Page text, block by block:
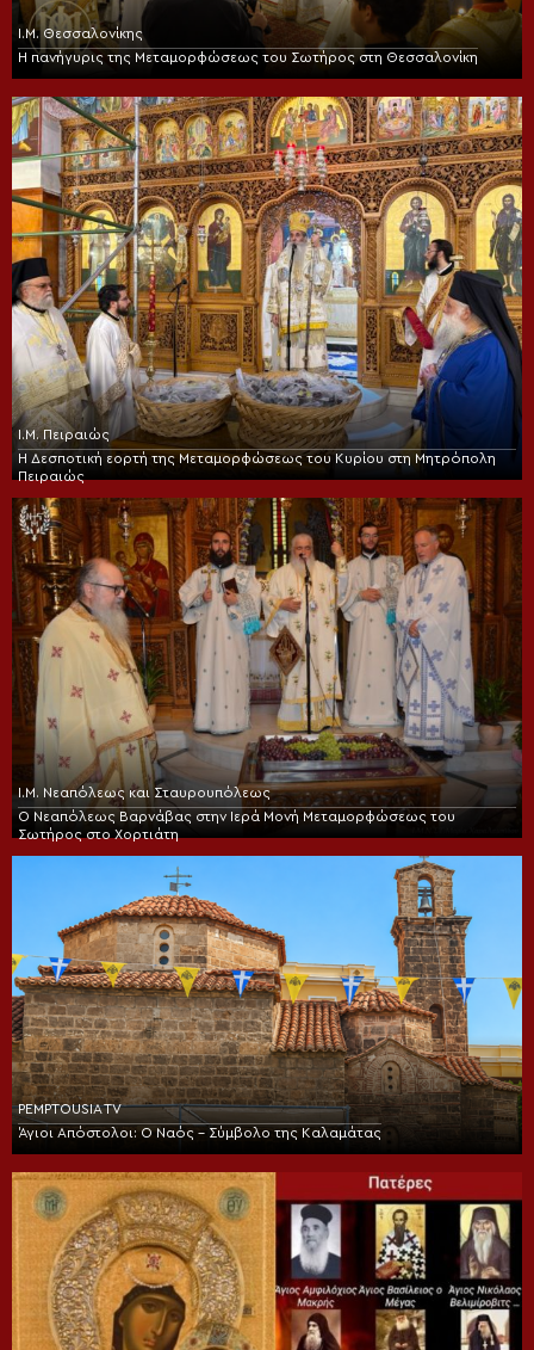
Ι.Μ. Θεσσαλονίκης
Η πανήγυρις της Μεταμορφώσεως του Σωτήρος στη Θεσσαλονίκη
Ι.Μ. Πειραιώς
Η Δεσποτική εορτή της Μεταμορφώσεως του Κυρίου στη Μητρόπολη
Πειραιώς
Ι.Μ. Νεαπόλεως και Σταυρουπόλεως
Ο Νεαπόλεως Βαρνάβας στην Ιερά Μονή Μεταμορφώσεως του
Σωτήρος στο Χορτιάτη
PEMPTOUSIA TV
Άγιοι Απόστολοι: Ο Ναός – Σύμβολο της Καλαμάτας